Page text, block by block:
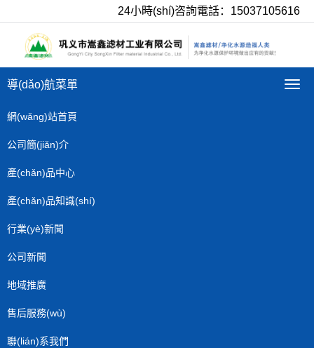
24小時(shí)咨詢電話：15037105616
導
導(dǎo)航菜單
網(wǎng)站首頁
公司簡(jiǎn)介
產(chǎn)品中心
產(chǎn)品知識(shí)
行業(yè)新聞
公司新聞
地域推廣
售后服務(wù)
聯(lián)系我們